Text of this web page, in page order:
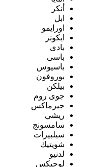
أنكر
ابل
اورايمو
ايكونز
بادى
باسى
باسيوس
بوروفون
بيلكن
جوى روم
جيرماكس
ريشي
سامسونج
سيلبيرات
شويتيك
لدنيو
لوجيكس